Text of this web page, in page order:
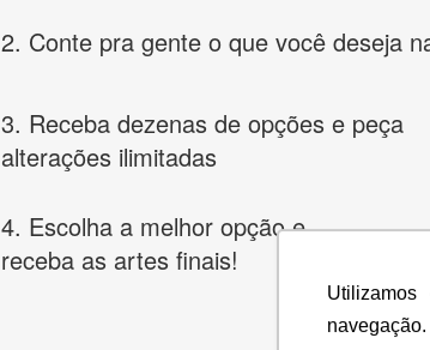
navegação.
2. Conte pra gente o que você deseja
3. Receba dezenas de opções e peça
alterações ilimitadas
4. Escolha a melhor opção e
receba as artes finais!